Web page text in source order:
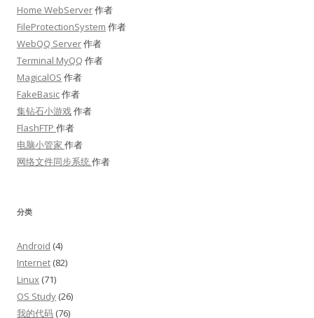
Home WebServer作者
FileProtectionSystem 作者
WebQQ Server作者
Terminal MyQQ 作者
MagicalOS 作者
FakeBasic作者
集钻石小游戏作者
FlashFTP 作者
电脑小管家 作者
网络文件同步系统作者
分类
Android (4)
Internet (82)
Linux (71)
OS Study (26)
我的代码 (76)